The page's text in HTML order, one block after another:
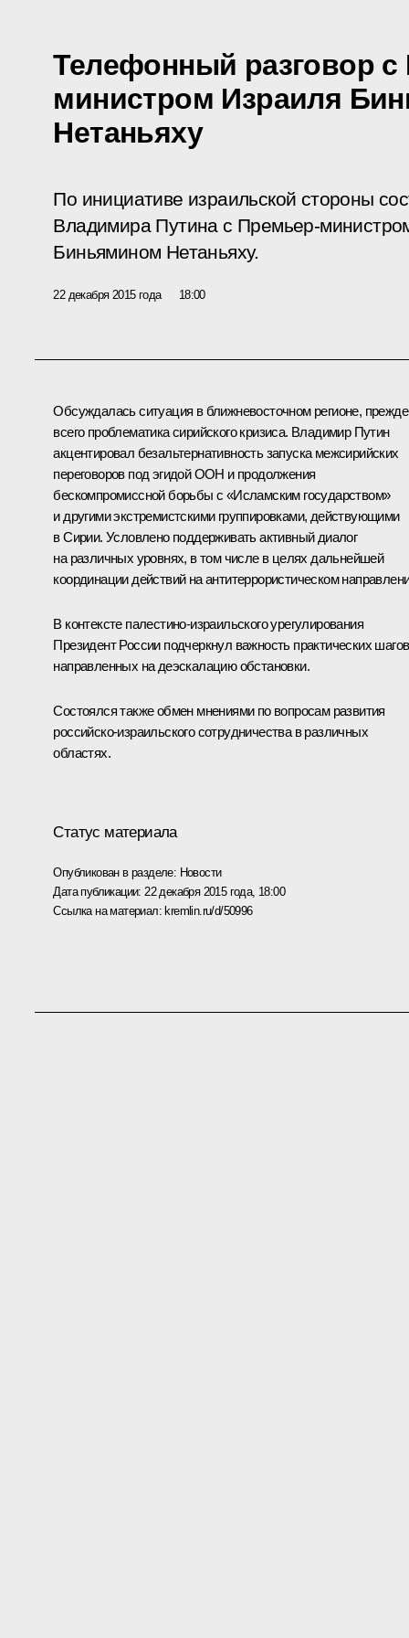
Телефонный разговор
министром Израиля
Нетаньяху
По инициативе израильской стороны
Владимира Путина с Премьер-
Биньямином Нетаньяху.
22 декабря 2015 года 18:00
Обсуждалась ситуация в ближневосточном регионе, прежде
всего проблематика сирийского кризиса. Владимир Путин
акцентировал безальтернативность запуска межсирийских
переговоров под эгидой ООН и продолжения
бескомпромиссной борьбы с «Исламским государством»
и другими экстремистскими группировками, действующими
в Сирии. Условлено поддерживать активный диалог
на различных уровнях, в том числе в целях дальнейшей
координации действий на антитеррористическом
В контексте палестино-израильского урегулирования
Президент России подчеркнул важность практических
направленных на деэскалацию обстановки.
Состоялся также обмен мнениями по вопросам развития
российско-израильского сотрудничества в различных
областях.
Статус материала
Опубликован в разделе: Новости
Дата публикации: 22 декабря 2015 года, 18:00
Ссылка на материал: kremlin.ru/d/50996